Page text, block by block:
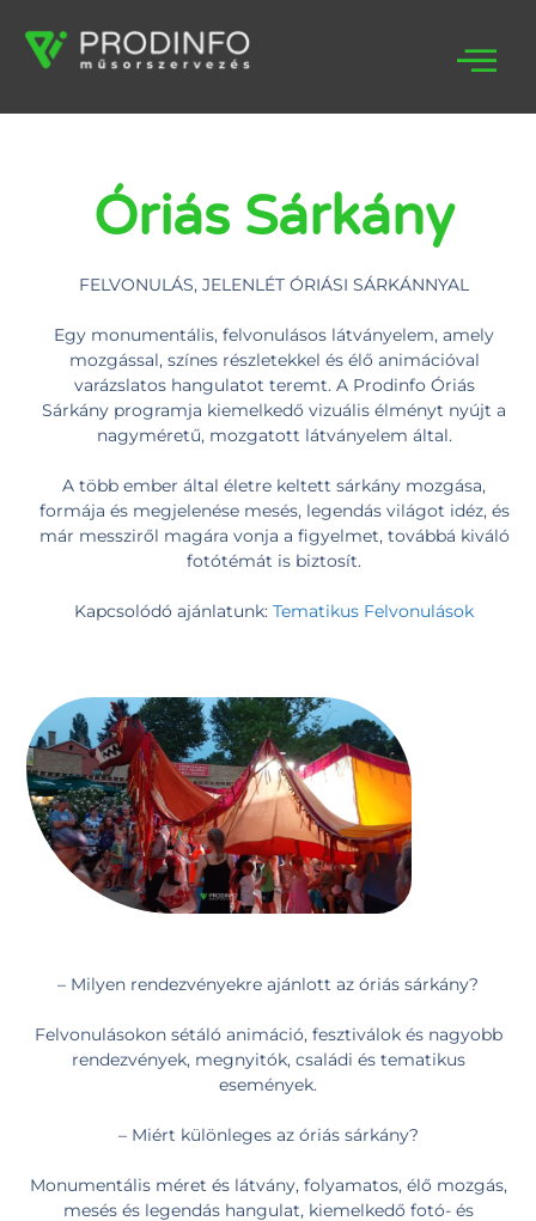
Óriás Sárkány
FELVONULÁS, JELENLÉT ÓRIÁSI SÁRKÁNNYAL
Egy monumentális, felvonulásos látványelem, amely
mozgással, színes részletekkel és élő animációval
varázslatos hangulatot teremt. A Prodinfo Óriás
Sárkány programja kiemelkedő vizuális élményt nyújt a
nagyméretű, mozgatott látványelem által.
A több ember által életre keltett sárkány mozgása,
formája és megjelenése mesés, legendás világot idéz, és
már messziről magára vonja a figyelmet, továbbá kiváló
fotótémát is biztosít.
Kapcsolódó ajánlatunk: Tematikus Felvonulások
– Milyen rendezvényekre ajánlott az óriás sárkány?
Felvonulásokon sétáló animáció, fesztiválok és nagyobb
rendezvények, megnyitók, családi és tematikus
események.
– Miért különleges az óriás sárkány?
Monumentális méret és látvány, folyamatos, élő mozgás,
mesés és legendás hangulat, kiemelkedő fotó- és